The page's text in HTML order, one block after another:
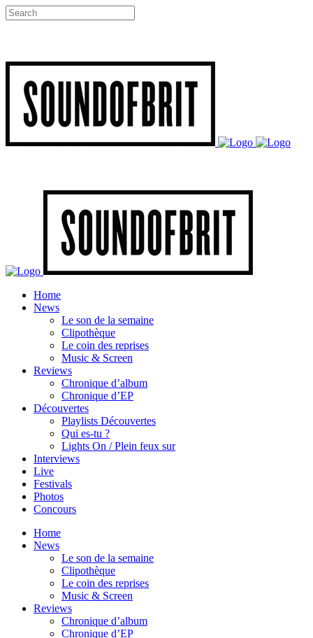
Home
News
Le son de la semaine
Clipothèque
Le coin des reprises
Music & Screen
Reviews
Chronique d’album
Chronique d’EP
Découvertes
Playlists Découvertes
Qui es-tu ?
Lights On / Plein feux sur
Interviews
Live
Festivals
Photos
Concours
Home
News
Le son de la semaine
Clipothèque
Le coin des reprises
Music & Screen
Reviews
Chronique d’album
Chronique d’EP